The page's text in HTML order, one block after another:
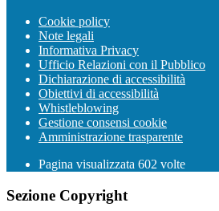
Cookie policy
Note legali
Informativa Privacy
Ufficio Relazioni con il Pubblico
Dichiarazione di accessibilità
Obiettivi di accessibilità
Whistleblowing
Gestione consensi cookie
Amministrazione trasparente
Pagina visualizzata 602 volte
Sezione Copyright